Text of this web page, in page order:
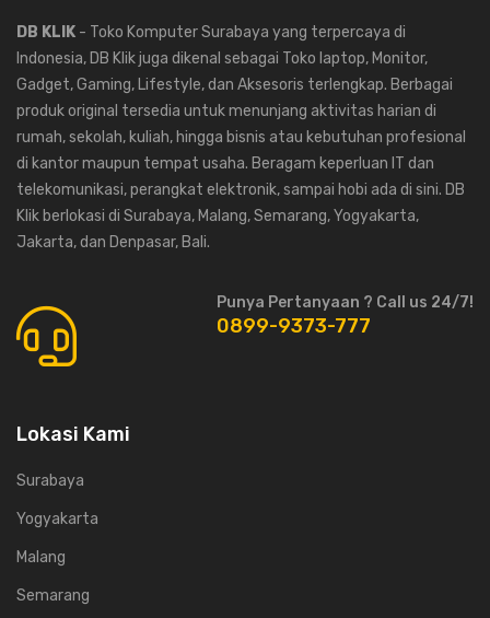
DB KLIK - Toko Komputer Surabaya yang terpercaya di
Indonesia, DB Klik juga dikenal sebagai Toko laptop, Monitor,
Gadget, Gaming, Lifestyle, dan Aksesoris terlengkap. Berbagai
produk original tersedia untuk menunjang aktivitas harian di
rumah, sekolah, kuliah, hingga bisnis atau kebutuhan profesional
di kantor maupun tempat usaha. Beragam keperluan IT dan
telekomunikasi, perangkat elektronik, sampai hobi ada di sini. DB
Klik berlokasi di Surabaya, Malang, Semarang, Yogyakarta,
Jakarta, dan Denpasar, Bali.
Punya Pertanyaan ? Call us 24/7!
0899-9373-777
Lokasi Kami
Surabaya
Yogyakarta
Malang
Semarang